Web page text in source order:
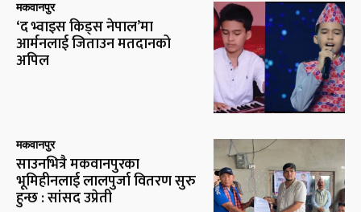
मकवानपुर
‘द भ्वाइस किड्स नेपाल’मा
आर्मनलाई जिताउन मतदानको
अपिल
मकवानपुर
साउनभित्रै मकवानपुरका
भूमिहीनलाई लालपुर्जा वितरण सुरु
हुन्छ : सांसद उप्रेती